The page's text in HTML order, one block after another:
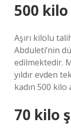
500
Aşırı kilolu
Abduleti’nin
edilmektedir.
yıldır evden
kadın 500 kilo
70 kilo